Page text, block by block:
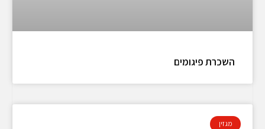
השכרת פיגומים
מגזין